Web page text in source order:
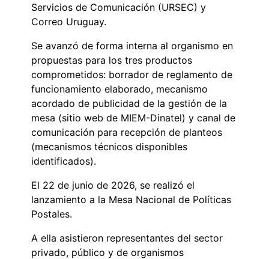
Servicios de Comunicación (URSEC) y
Correo Uruguay.
Se avanzó de forma interna al organismo en
propuestas para los tres productos
comprometidos: borrador de reglamento de
funcionamiento elaborado, mecanismo
acordado de publicidad de la gestión de la
mesa (sitio web de MIEM-Dinatel) y canal de
comunicación para recepción de planteos
(mecanismos técnicos disponibles
identificados).
El 22 de junio de 2026, se realizó el
lanzamiento a la Mesa Nacional de Políticas
Postales.
A ella asistieron representantes del sector
privado, público y de organismos